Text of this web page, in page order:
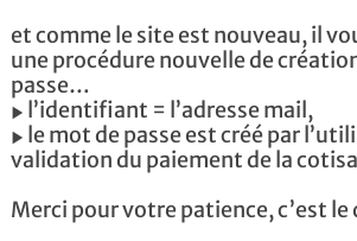
et comme le site est nouveau, il
une procédure nouvelle de
passe…
▶️ l’identifiant = l’adresse mail,
▶️ le mot de passe est créé par
validation du paiement de la
Merci pour votre patience, c’est